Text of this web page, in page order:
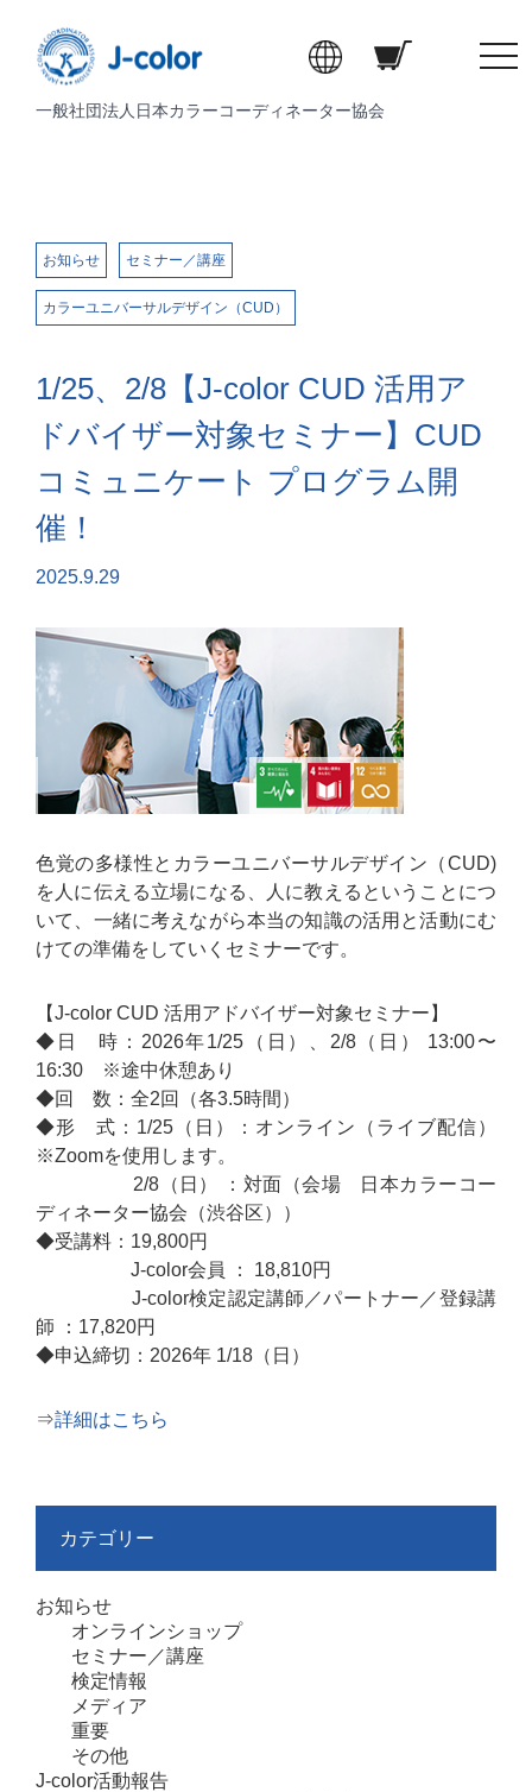
一般社団法人日本カラーコーディネーター協会
t
i
お知らせ セミナー／講座
カラーユニバーサルデザイン（CUD）
1/25、2/8【J-color CUD 活用ア
ドバイザー対象セミナー】CUD
コミュニケート プログラム開
催！
2025.9.29
色覚の多様性とカラーユニバーサルデザイン（CUD)
を人に伝える立場になる、人に教えるということにつ
いて、一緒に考えながら本当の知識の活用と活動にむ
けての準備をしていくセミナーです。
【J-color CUD 活用アドバイザー対象セミナー】
◆日 時：2026年1/25（日）、2/8（日） 13:00〜
16:30 ※途中休憩あり
◆回 数：全2回（各3.5時間）
◆形 式：1/25（日）：オンライン（ライブ配信）
※Zoomを使用します。
2/8（日） ：対面（会場 日本カラーコー
ディネーター協会（渋谷区））
◆受講料：19,800円
J-color会員 ： 18,810円
J-color検定認定講師／パートナー／登録講
師 ：17,820円
◆申込締切：2026年 1/18（日）
⇒詳細はこちら
カテゴリー
お知らせ
オンラインショップ
セミナー／講座
検定情報
メディア
重要
その他
J-color活動報告